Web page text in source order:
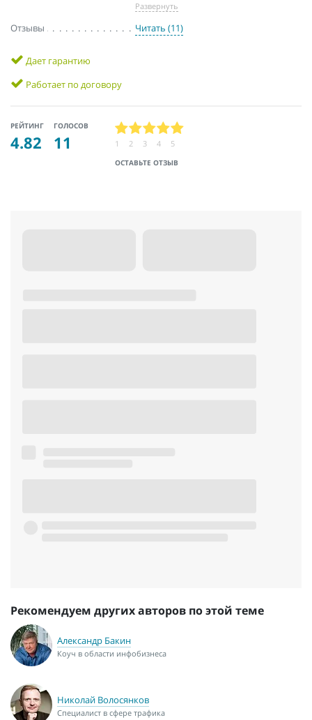
Развернуть
Отзывы Читать (11)
Дает гарантию
Работает по договору
РЕЙТИНГ
4.82
ГОЛОСОВ
11
ОСТАВЬТЕ ОТЗЫВ
1 2 3 4 5
Рекомендуем других авторов по этой теме
Александр Бакин
Коуч в области инфобизнеса
Николай Волосянков
Специалист в сфере трафика